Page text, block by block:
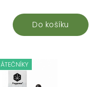
Do košíku
a obecně má
Pokud